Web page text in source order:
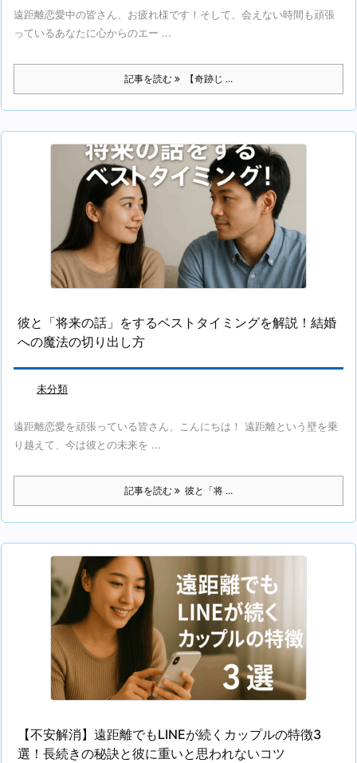
遠距離恋愛中の皆さん、お疲れ様です！そして、会えない時間も頑張
っているあなたに心からのエー ...
記事を読む 【奇跡じ ...
彼と「将来の話」をするベストタイミングを解説！結婚
への魔法の切り出し方
未分類
遠距離恋愛を頑張っている皆さん、こんにちは！ 遠距離という壁を乗
り越えて、今は彼との未来を ...
記事を読む 彼と「将 ...
【不安解消】遠距離でもLINEが続くカップルの特徴3
選！長続きの秘訣と彼に重いと思われないコツ